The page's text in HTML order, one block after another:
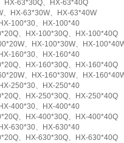
HX-63*30Q、HX-63*40Q
HX-63*30W、HX-63*40W
100*30、HX-100*40
、HX-100*30Q、HX-100*40Q
、HX-100*30W、HX-
160*30、HX-160*40
、HX-160*30Q、HX-160*40Q
、HX-160*30W、HX-
250*30、HX-250*40
、HX-250*30Q、HX-250*40Q
400*30、HX-400*40
、HX-400*30Q、HX-400*40Q
630*30、HX-630*40
、HX-630*30Q、HX-630*40Q